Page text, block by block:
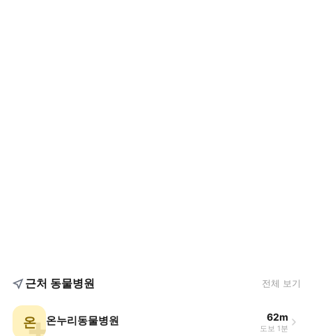
근처 동물병원 전체 보기
온 온누리동물병원 62m
도보 1분